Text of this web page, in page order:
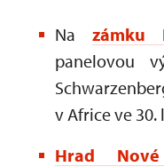
Na zámku
panelovou
v Africe ve
Hrad